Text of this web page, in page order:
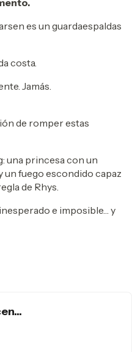
es un guardaespaldas
costa.
Jamás.
de romper estas
una princesa con un
fuego escondido capaz
de Rhys.
e imposible… y